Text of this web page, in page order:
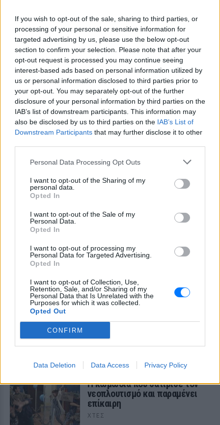
If you wish to opt-out of the sale, sharing to third parties, or
processing of your personal or sensitive information for
targeted advertising by us, please use the below opt-out
section to confirm your selection. Please note that after your
opt-out request is processed you may continue seeing
interest-based ads based on personal information utilized by
us or personal information disclosed to third parties prior to
your opt-out. You may separately opt-out of the further
disclosure of your personal information by third parties on the
IAB’s list of downstream participants. This information may
also be disclosed by us to third parties on the IAB’s List of
Downstream Participants that may further disclose it to other
Personal Data Processing Opt Outs
I want to opt-out of the Sharing of my
personal data.
Opted In
I want to opt-out of the Sale of my
Personal Data.
Opted In
I want to opt-out of processing my
Personal Data for Targeted Advertising.
Opted In
I want to opt-out of Collection, Use,
Retention, Sale, and/or Sharing of my
Personal Data that Is Unrelated with the
Purposes for which it was collected.
Opted Out
CONFIRM
Data Deletion Data Access Privacy Policy
ΔΙΑΦΗΜΙΣΗ
ΔΕΙΤΕ ΕΠΙΣΗΣ
ΣΤΗΝ ΙΔΙΑ ΚΑΤΗΓΟΡΙΑ
5 one‑hit wonders που έγιναν
«ζωές» από όσες νομίζαμε
Η κωμωδία που σατίρισε τον
νεοπλουτισμό και παραμένει
επίκαιρη
ΧΤΕΣ